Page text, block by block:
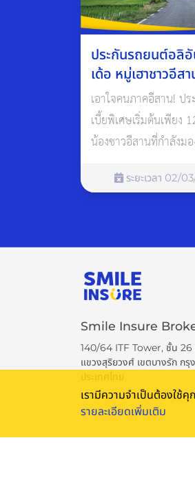
ประกันรถยนต์อลิ
เด้อ หมู่เฮาชาวอีสา
เอาใจคนภาคอีสาน! ป
เบี้ยพิเศษเริ่มต้นเพียง
น้องชาวอีสานที่กำลังม
ระยะเวลา 02/
Smile Insure
140/64 ITF Tower, ชั้น
แขวงสุริยวงศ์ เขตบางรัก กรุ
ประเทศไทย
เรามีความจำเป็นต้องใช้
รายละเอียดเพิ่มเติม